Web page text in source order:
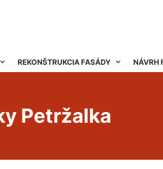
REKONŠTRUKCIA FASÁDY NÁVRH
Petržalka